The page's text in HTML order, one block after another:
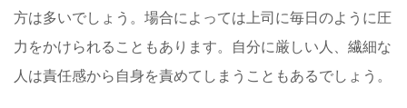
方は多いでしょう。場合によっては上司に毎日のように圧
力をかけられることもあります。自分に厳しい人、繊細な
人は責任感から自身を責めてしまうこともあるでしょう。